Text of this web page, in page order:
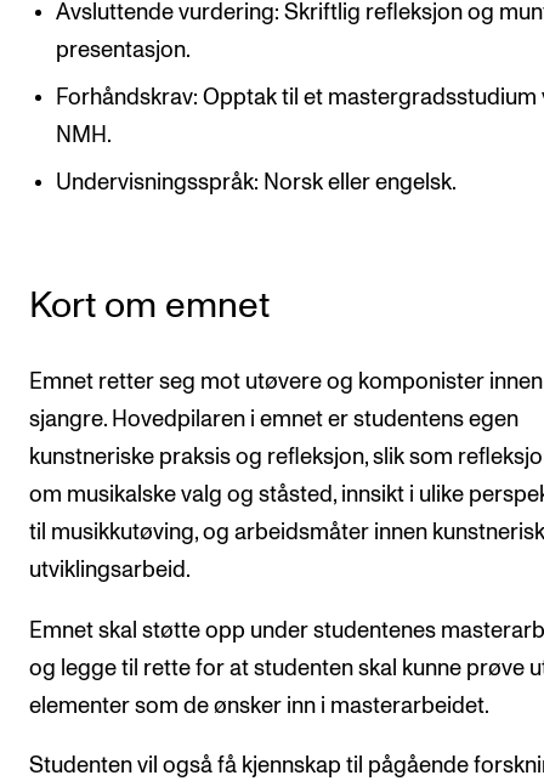
Nettverk
AKTUELT
Arrangementer og konserter
INFO
Om Norges musikkhøgskole
Finn ansatte
Avsluttende vurdering: Skriftlig refleksjon og
presentasjon.
Forhåndskrav: Opptak til et mastergradsstudium
NMH.
Undervisningsspråk: Norsk eller engelsk.
Kort om emnet
Emnet retter seg mot utøvere og komponister
sjangre. Hovedpilaren i emnet er studentens egen
kunstneriske praksis og refleksjon, slik som
om musikalske valg og ståsted, innsikt i ulike
til musikkutøving, og arbeidsmåter innen kunstnerisk
utviklingsarbeid.
Emnet skal støtte opp under studentenes
og legge til rette for at studenten skal kunne prøve
elementer som de ønsker inn i masterarbeidet.
Studenten vil også få kjennskap til pågående